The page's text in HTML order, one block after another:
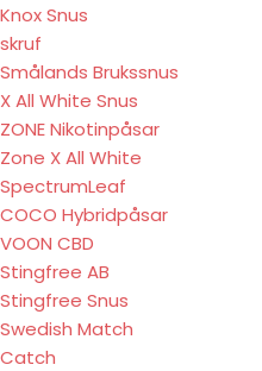
Knox Snus
skruf
Smålands Brukssnus
X All White Snus
ZONE Nikotinpåsar
Zone X All White
SpectrumLeaf
COCO Hybridpåsar
VOON CBD
Stingfree AB
Stingfree Snus
Swedish Match
Catch